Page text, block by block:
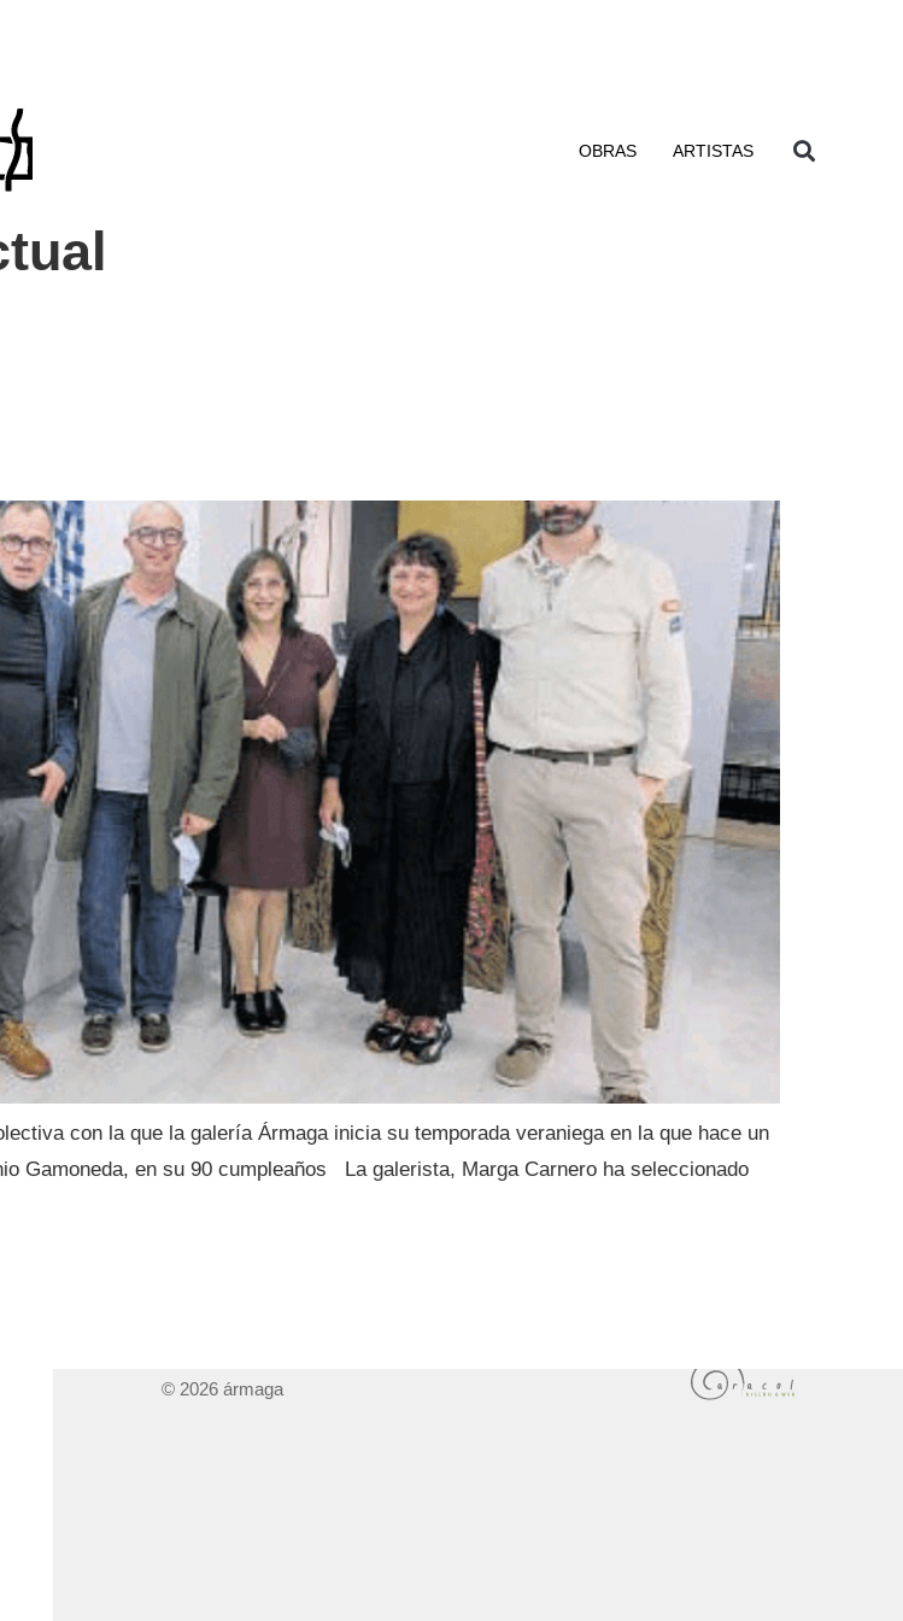
OBRAS ARTISTAS
con la que la galería Ármaga inicia su temporada veraniega en la que hace un
Gamoneda, en su 90 cumpleaños La galerista, Marga Carnero ha seleccionado
© 2026 ármaga